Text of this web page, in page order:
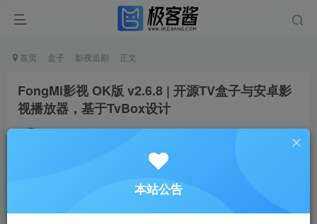
首页 盒子 影视追剧 正文
FongMi影视 OK版 v2.6.8 | 开源TV盒子与安卓影
视播放器，基于TvBox设计
私信
是一款基于猫影视开源项目CatVodTVJarLoader
开发的应用，功能强大且界面简洁。该软件采用了Android
本站公告